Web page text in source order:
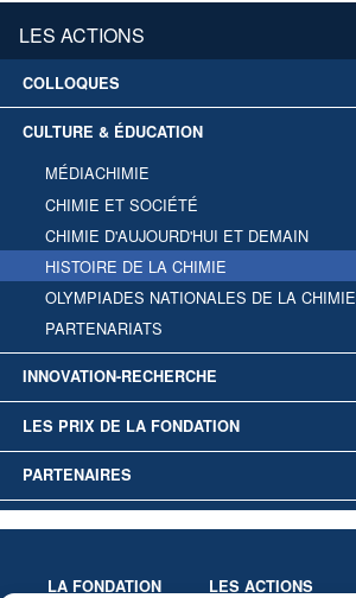
LES ACTIONS
COLLOQUES
CULTURE & ÉDUCATION
MÉDIACHIMIE
CHIMIE ET SOCIÉTÉ
CHIMIE D'AUJOURD'HUI ET DEMAIN
HISTOIRE DE LA CHIMIE
OLYMPIADES NATIONALES DE LA CHIMIE
PARTENARIATS
INNOVATION-RECHERCHE
LES PRIX DE LA FONDATION
PARTENAIRES
LA FONDATION LES ACTIONS